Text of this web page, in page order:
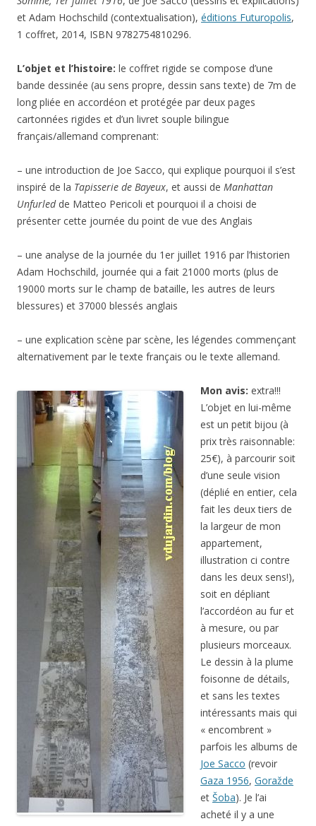
et Adam Hochschild (contextualisation), éditions Futuropolis,
1 coffret, 2014, ISBN 9782754810296.
L’objet et l’histoire: le coffret rigide se compose d’une
bande dessinée (au sens propre, dessin sans texte) de 7m de
long pliée en accordéon et protégée par deux pages
cartonnées rigides et d’un livret souple bilingue
français/allemand comprenant:
– une introduction de Joe Sacco, qui explique pourquoi il s’est
inspiré de la Tapisserie de Bayeux, et aussi de Manhattan
Unfurledde Matteo Pericoli et pourquoi il a choisi de
présenter cette journée du point de vue des Anglais
– une analyse de la journée du 1er juillet 1916 par l’historien
Adam Hochschild, journée qui a fait 21000 morts (plus de
19000 morts sur le champ de bataille, les autres de leurs
blessures) et 37000 blessés anglais
– une explication scène par scène, les légendes commençant
alternativement par le texte français ou le texte allemand.
Mon avis: extra!!!
L’objet en lui-même
est un petit bijou (à
prix très raisonnable:
25€), à parcourir soit
d’une seule vision
(déplié en entier, cela
fait les deux tiers de
la largeur de mon
appartement,
illustration ci contre
dans les deux sens!),
soit en dépliant
l’accordéon au fur et
à mesure, ou par
plusieurs morceaux.
Le dessin à la plume
foisonne de détails,
et sans les textes
intéressants mais qui
« encombrent »
parfois les albums de
Joe Sacco (revoir
Gaza 1956, Goražde
et Šoba). Je l’ai
acheté il y a une